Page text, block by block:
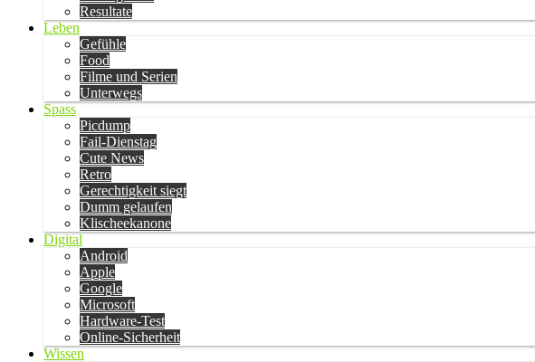
Resultate
Leben
Gefühle
Food
Filme und Serien
Unterwegs
Spass
Picdump
Fail-Dienstag
Cute News
Retro
Gerechtigkeit siegt
Dumm gelaufen
Klischeekanone
Digital
Android
Apple
Google
Microsoft
Hardware-Test
Online-Sicherheit
Wissen